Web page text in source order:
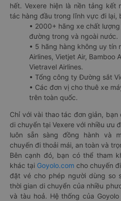
hết. Vexere hiện là nền tảng kết
tác hàng đầu trong lĩnh vực đi lại,
• 2000+ hãng xe chất
đường trong và ngoài nước.
• 5 hãng hàng không uy tín
Airlines, Vietjet Air, Bamboo
Vietravel Airlines.
• Tổng công ty Đường sắt
• Các đơn vị cho thuê xe
trên toàn quốc.
Chỉ với vài thao tác đơn giản,
di chuyển tại Vexere với nhiều ưu
luôn sẵn sàng đồng hành và
chuyến đi thoải mái, an toàn và
Bên cạnh đó, bạn có thể tham
khác tại Goyolo.com cho chuyến
đặt vé cho phép người dùng so
thời gian di chuyển của nhiều
và tàu hoả. Hệ thống của